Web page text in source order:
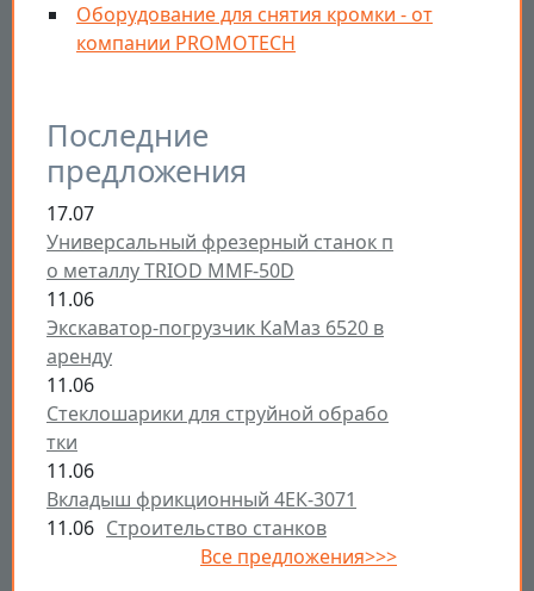
Последние
предложения
17.07
Универсальный фрезерный станок п
о металлу TRIOD MMF-50D
11.06
Экскаватор-погрузчик КаМаз 6520 в
аренду
11.06
Стеклошарики для струйной обрабо
тки
11.06
Вкладыш фрикционный 4ЕК-3071
11.06 Строительство станков
Все предложения>>>
Оборудование для снятия кромки - от
компании PROMOTECH